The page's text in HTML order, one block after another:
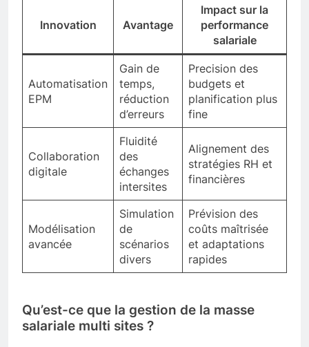
Innovation Avantage
Impact sur la
performance
salariale
Automatisation
EPM
Gain de
temps,
réduction
d’erreurs
Precision des
budgets et
planification plus
fine
Collaboration
digitale
Fluidité
des
échanges
intersites
Alignement des
stratégies RH et
financières
Modélisation
avancée
Simulation
de
scénarios
divers
Prévision des
coûts maîtrisée
et adaptations
rapides
Qu’est-ce que la gestion de la masse
salariale multi sites ?